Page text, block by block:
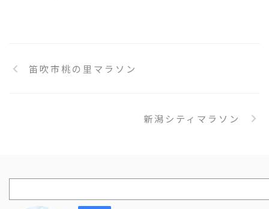
笛吹市桃の里マラソン
新潟シティマラソン